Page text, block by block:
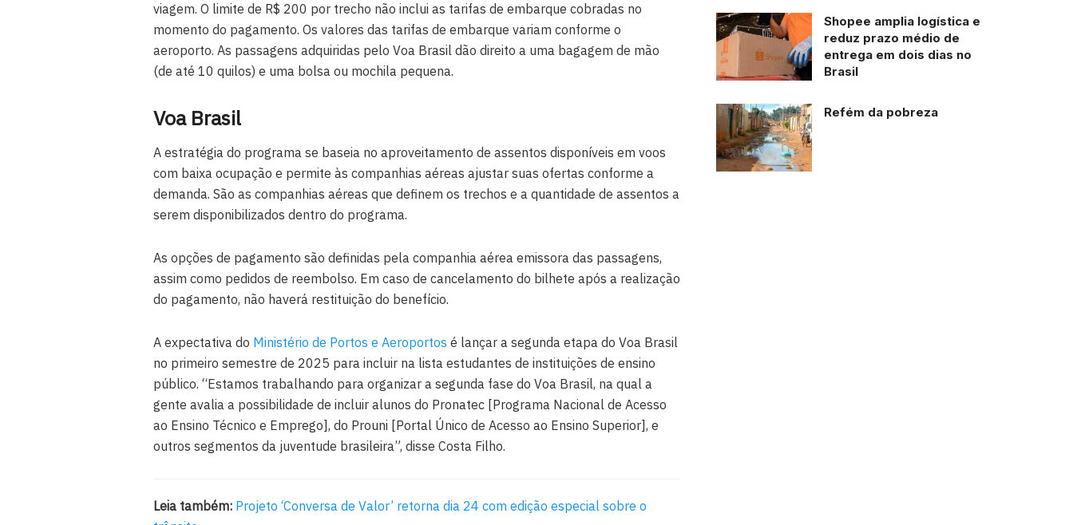
viagem. O limite de R$ 200 por trecho não inclui as tarifas de embarque cobradas no
momento do pagamento. Os valores das tarifas de embarque variam conforme o
aeroporto. As passagens adquiridas pelo Voa Brasil dão direito a uma bagagem de mão
(de até 10 quilos) e uma bolsa ou mochila pequena.
Voa Brasil
A estratégia do programa se baseia no aproveitamento de assentos disponíveis em voos
com baixa ocupação e permite às companhias aéreas ajustar suas ofertas conforme a
demanda. São as companhias aéreas que definem os trechos e a quantidade de assentos a
serem disponibilizados dentro do programa.
As opções de pagamento são definidas pela companhia aérea emissora das passagens,
assim como pedidos de reembolso. Em caso de cancelamento do bilhete após a realização
do pagamento, não haverá restituição do benefício.
A expectativa do Ministério de Portos e Aeroportos é lançar a segunda etapa do Voa Brasil
no primeiro semestre de 2025 para incluir na lista estudantes de instituições de ensino
público. “Estamos trabalhando para organizar a segunda fase do Voa Brasil, na qual a
gente avalia a possibilidade de incluir alunos do Pronatec [Programa Nacional de Acesso
ao Ensino Técnico e Emprego], do Prouni [Portal Único de Acesso ao Ensino Superior], e
outros segmentos da juventude brasileira”, disse Costa Filho.
Leia também: Projeto ‘Conversa de Valor’ retorna dia 24 com edição especial sobre o
Shopee amplia logística e
reduz prazo médio de
entrega em dois dias no
Brasil
Refém da pobreza